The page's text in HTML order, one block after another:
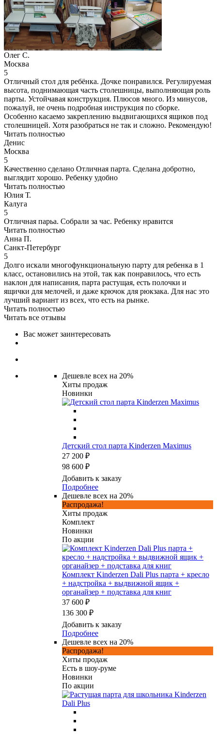
Олег С.
Москва
5
Отличный стол для ребёнка. Дочке понравился. Регулируемая
высота, поднимающая часть столешницы, выполняющая роль
парты. Устойчавая конструкция. Плюсов много. Из минусов,
пожалуй, не очень подробная инструкция по сборке.
Особенно касаемо закреплению выдвигающихся ящиков под
столешницей. Хотя разобраться не так и сложно. Рекомендую!
Читать полностью
Денис
Москва
5
Качественно сделано Отличная парта. Сделана добротно,
выглядит хорошо. Ребенку удобно
Читать полностью
Юлия Т.
Калуга
5
Отличная парьа. Собрали за час. Ребенку нравится
Читать полностью
Анна П.
Санкт-Петербург
5
Долго искали многофункциональную парту для ребенка в 1
класс, остановились на этой, так как понравилось, что есть
наклон для написания, парта растущая, есть полочки и
ящички для мелочей, и даже крючок для рюкзака. Для нас это
лучший вариант из всех, что есть на рынке.
Читать полностью
Читать все отзывы
Вас может заинтересовать
Дешевле всех на 20%
Хиты продаж
Новинки
Детский стол парта Kinderzen Maximus
27 200 ₽
98 600 ₽
Добавить к заказу
Подробнее
Дешевле всех на 20%
Распродажа!
Хиты продаж
Комплект
Новинки
По акции
Комплект Kinderzen Dali Plus парта + кресло
+ надстройка + выдвижной ящик +
органайзер + подставка для книг
37 600 ₽
136 300 ₽
Добавить к заказу
Подробнее
Дешевле всех на 20%
Распродажа!
Хиты продаж
Есть в шоу-руме
Новинки
По акции